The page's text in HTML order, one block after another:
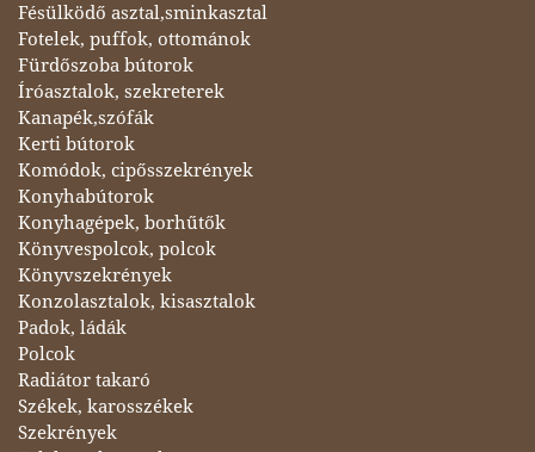
Fésülködő asztal,sminkasztal
Fotelek, puffok, ottománok
Fürdőszoba bútorok
Íróasztalok, szekreterek
Kanapék,szófák
Kerti bútorok
Komódok, cipősszekrények
Konyhabútorok
Konyhagépek, borhűtők
Könyvespolcok, polcok
Könyvszekrények
Konzolasztalok, kisasztalok
Padok, ládák
Polcok
Radiátor takaró
Székek, karosszékek
Szekrények